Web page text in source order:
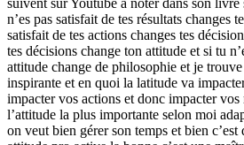
suivent sur Youtube à noter dans son
n’es pas satisfait de tes résultats changes
satisfait de tes actions changes tes
tes décisions change ton attitude et si tu
attitude change de philosophie et je
inspirante et en quoi la latitude va
impacter vos actions et donc impacter vos
l’attitude la plus importante selon moi
on veut bien gérer son temps et bien c’est